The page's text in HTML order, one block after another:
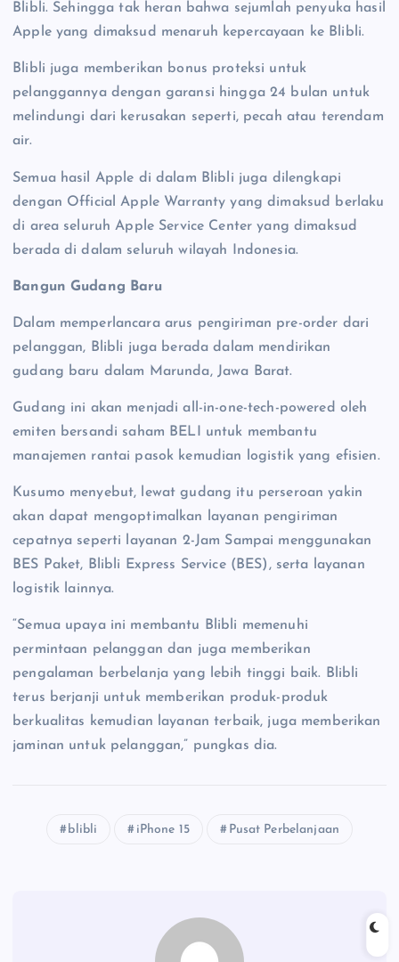
Blibli. Sehingga tak heran bahwa sejumlah penyuka hasil
Apple yang dimaksud menaruh kepercayaan ke Blibli.
Blibli juga memberikan bonus proteksi untuk
pelanggannya dengan garansi hingga 24 bulan untuk
melindungi dari kerusakan seperti, pecah atau terendam
air.
Semua hasil Apple di dalam Blibli juga dilengkapi
dengan Official Apple Warranty yang dimaksud berlaku
di area seluruh Apple Service Center yang dimaksud
berada di dalam seluruh wilayah Indonesia.
Bangun Gudang Baru
Dalam memperlancara arus pengiriman pre-order dari
pelanggan, Blibli juga berada dalam mendirikan
gudang baru dalam Marunda, Jawa Barat.
Gudang ini akan menjadi all-in-one-tech-powered oleh
emiten bersandi saham BELI untuk membantu
manajemen rantai pasok kemudian logistik yang efisien.
Kusumo menyebut, lewat gudang itu perseroan yakin
akan dapat mengoptimalkan layanan pengiriman
cepatnya seperti layanan 2-Jam Sampai menggunakan
BES Paket, Blibli Express Service (BES), serta layanan
logistik lainnya.
“Semua upaya ini membantu Blibli memenuhi
permintaan pelanggan dan juga memberikan
pengalaman berbelanja yang lebih tinggi baik. Blibli
terus berjanji untuk memberikan produk-produk
berkualitas kemudian layanan terbaik, juga memberikan
jaminan untuk pelanggan,” pungkas dia.
blibli iPhone 15 Pusat Perbelanjaan